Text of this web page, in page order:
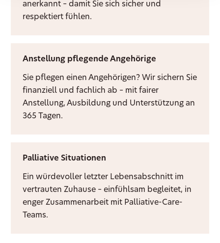
anerkannt – damit Sie sich sicher und
respektiert fühlen.
Anstellung pflegende Angehörige
Sie pflegen einen Angehörigen? Wir sichern Sie
finanziell und fachlich ab – mit fairer
Anstellung, Ausbildung und Unterstützung an
365 Tagen.
Palliative Situationen
Ein würdevoller letzter Lebensabschnitt im
vertrauten Zuhause – einfühlsam begleitet, in
enger Zusammenarbeit mit Palliative-Care-
Teams.